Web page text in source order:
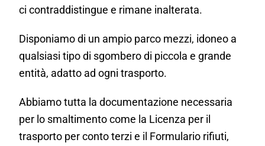
ci contraddistingue e rimane inalterata.
Disponiamo di un ampio parco mezzi, idoneo a
qualsiasi tipo di sgombero di piccola e grande
entità, adatto ad ogni trasporto.
Abbiamo tutta la documentazione necessaria
per lo smaltimento come la Licenza per il
trasporto per conto terzi e il Formulario rifiuti,